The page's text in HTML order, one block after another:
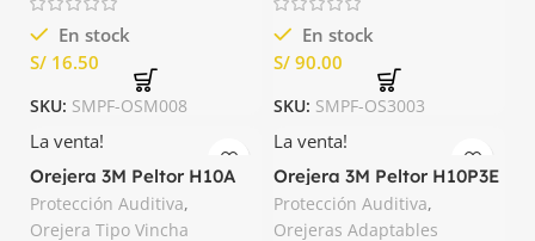
En stock
S/
SKU: SMPF-OSM008
En stock
S/
SKU: SMPF-OS3003
La venta!
Orejera 3M Peltor H10A
con Banda 30dB
Protección Auditiva,
Orejera Tipo Vincha
La venta!
Orejera 3M Peltor H10P3E
Adaptable a Casco 27dB
Protección Auditiva,
Orejeras Adaptables